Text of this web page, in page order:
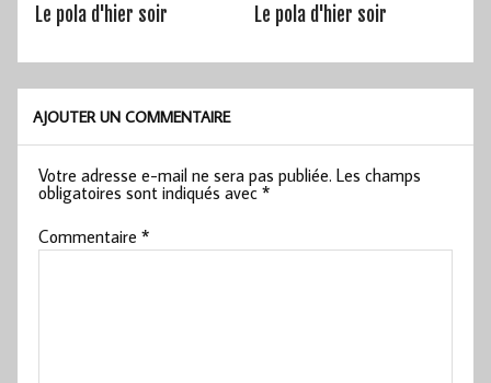
Le pola d'hier soir Le pola d'hier soir
AJOUTER UN COMMENTAIRE
Votre adresse e-mail ne sera pas publiée. Les champs
obligatoires sont indiqués avec*
Commentaire*